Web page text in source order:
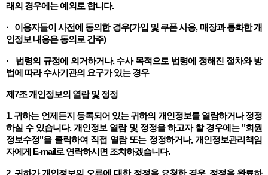
래의 경우에는 예외로 합니다.
· 이용자들이 사전에 동의한 경우(가입 및 쿠폰 사용, 매장과 통화한 개
인정보 내용은 동의로 간주)
· 법령의 규정에 의거하거나, 수사 목적으로 법령에 정해진 절차와 방
법에 따라 수사기관의 요구가 있는 경우
제7조 개인정보의 열람 및 정정
1. 귀하는 언제든지 등록되어 있는 귀하의 개인정보를 열람하거나 정정
하실 수 있습니다. 개인정보 열람 및 정정을 하고자 할 경우에는 "회원
정보수정"을 클릭하여 직접 열람 또는 정정하거나, 개인정보관리책임
자에게 E-mail로 연락하시면 조치하겠습니다.
2. 귀하가 개인정보의 오류에 대한 정정을 요청한 경우, 정정을 완료하